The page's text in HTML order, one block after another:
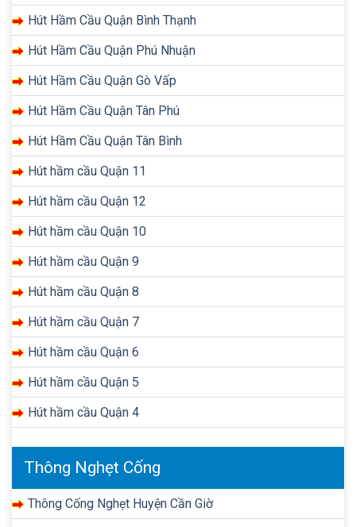
Hút Hầm Cầu Quận Bình Thạnh
Hút Hầm Cầu Quận Phú Nhuận
Hút Hầm Cầu Quận Gò Vấp
Hút Hầm Cầu Quận Tân Phú
Hút Hầm Cầu Quận Tân Bình
Hút hầm cầu Quận 11
Hút hầm cầu Quận 12
Hút hầm cầu Quận 10
Hút hầm cầu Quận 9
Hút hầm cầu Quận 8
Hút hầm cầu Quận 7
Hút hầm cầu Quận 6
Hút hầm cầu Quận 5
Hút hầm cầu Quận 4
Thông Nghẹt Cống
Thông Cống Nghẹt Huyện Cần Giờ